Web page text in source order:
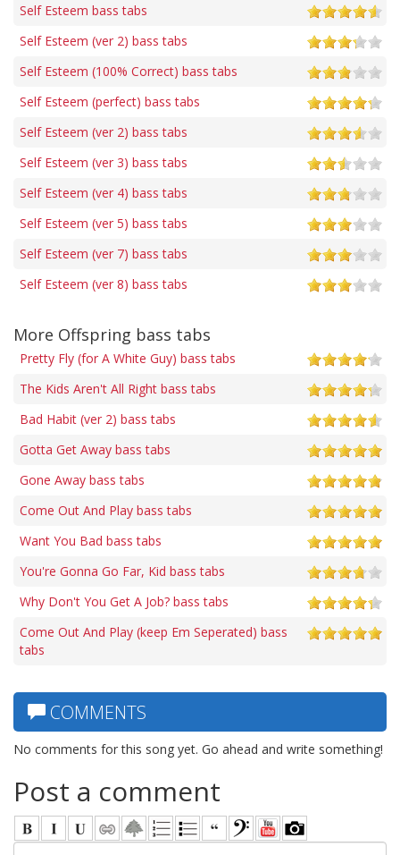
Self Esteem bass tabs
Self Esteem (ver 2) bass tabs
Self Esteem (100% Correct) bass tabs
Self Esteem (perfect) bass tabs
Self Esteem (ver 2) bass tabs
Self Esteem (ver 3) bass tabs
Self Esteem (ver 4) bass tabs
Self Esteem (ver 5) bass tabs
Self Esteem (ver 7) bass tabs
Self Esteem (ver 8) bass tabs
More Offspring bass tabs
Pretty Fly (for A White Guy) bass tabs
The Kids Aren't All Right bass tabs
Bad Habit (ver 2) bass tabs
Gotta Get Away bass tabs
Gone Away bass tabs
Come Out And Play bass tabs
Want You Bad bass tabs
You're Gonna Go Far, Kid bass tabs
Why Don't You Get A Job? bass tabs
Come Out And Play (keep Em Seperated) bass
tabs
COMMENTS
No comments for this song yet. Go ahead and write something!
Post a comment